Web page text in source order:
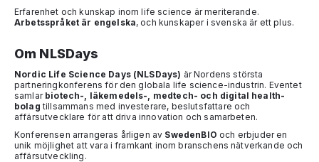
Erfarenhet och kunskap inom life science är meriterande.
Arbetsspråket är engelska, och kunskaper i svenska är ett plus.
Om NLSDays
Nordic Life Science Days (NLSDays) är Nordens största
partneringkonferens för den globala life science-industrin. Eventet
samlar biotech-, läkemedels-, medtech- och digital health-
bolag tillsammans med investerare, beslutsfattare och
affärsutvecklare för att driva innovation och samarbeten.
Konferensen arrangeras årligen av SwedenBIO och erbjuder en
unik möjlighet att vara i framkant inom branschens nätverkande och
affärsutveckling.